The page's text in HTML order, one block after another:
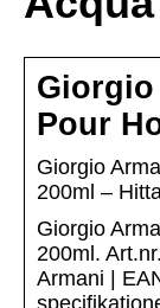
Giorgio
Pour
Giorgio
200ml –
Giorgio
200ml.
Armani |